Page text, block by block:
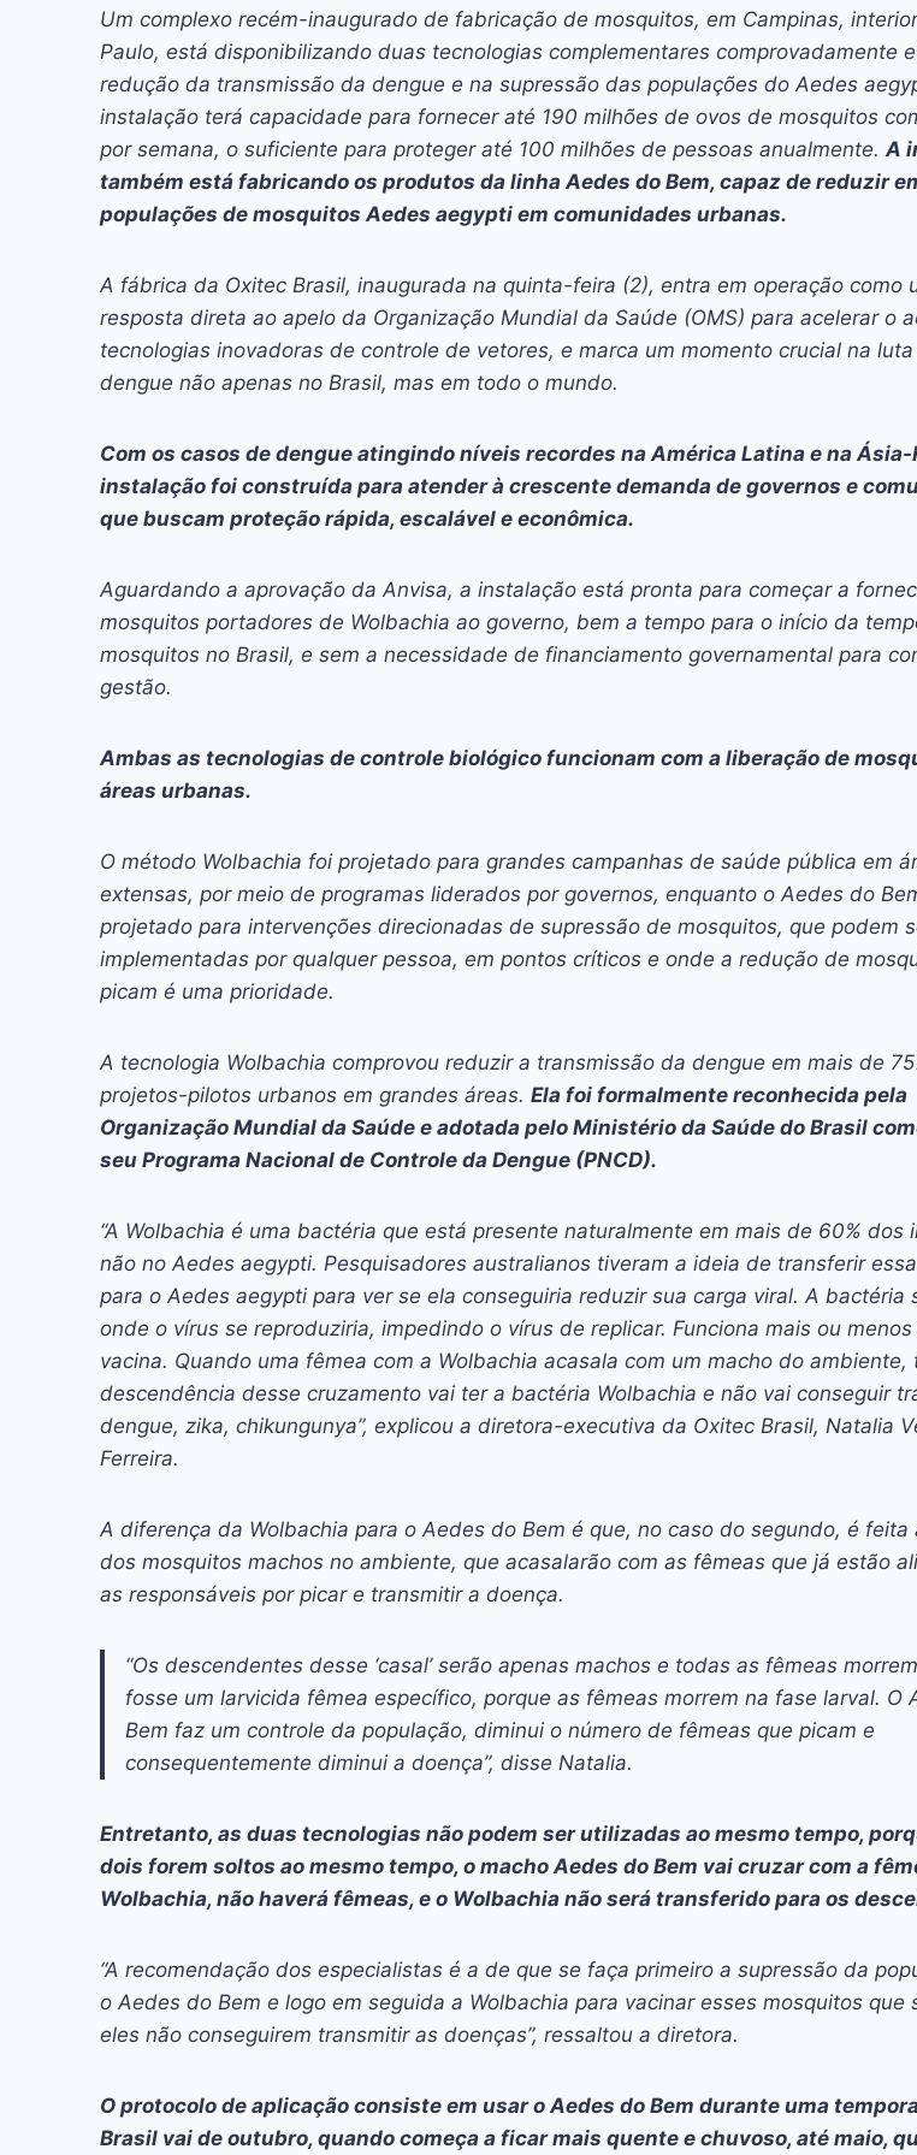
c
e
b
o
o
k
s
s
e
n
g
er
at
s
A
p
p
e
a
d
s
itt
er
er
e
st
k
e
dI
n
ai
l
p
y
Li
n
k
Um complexo recém-inaugurado de fabricação de mosquitos, em Campinas,
Paulo, está disponibilizando duas tecnologias complementares comprovadamente
redução da transmissão da dengue e na supressão das populações do Aedes
instalação terá capacidade para fornecer até 190 milhões de ovos de mosquitos
por semana, o suficiente para proteger até 100 milhões de pessoas anualmente.A
também está fabricando os produtos da linha Aedes do Bem, capaz de reduzir
populações de mosquitos Aedes aegypti em comunidades urbanas.
A fábrica da Oxitec Brasil, inaugurada na quinta-feira (2), entra em operação como
resposta direta ao apelo da Organização Mundial da Saúde (OMS) para acelerar o
tecnologias inovadoras de controle de vetores, e marca um momento crucial na
dengue não apenas no Brasil, mas em todo o mundo.
Com os casos de dengue atingindo níveis recordes na América Latina e na
instalação foi construída para atender à crescente demanda de governos e
que buscam proteção rápida, escalável e econômica.
Aguardando a aprovação da Anvisa, a instalação está pronta para começar a
mosquitos portadores de Wolbachia ao governo, bem a tempo para o início da
mosquitos no Brasil, e sem a necessidade de financiamento governamental para
gestão.
Ambas as tecnologias de controle biológico funcionam com a liberação de
áreas urbanas.
O método Wolbachia foi projetado para grandes campanhas de saúde pública em
extensas, por meio de programas liderados por governos, enquanto o Aedes do
projetado para intervenções direcionadas de supressão de mosquitos, que podem
implementadas por qualquer pessoa, em pontos críticos e onde a redução de
picam é uma prioridade.
A tecnologia Wolbachia comprovou reduzir a transmissão da dengue em mais de
projetos-pilotos urbanos em grandes áreas. Ela foi formalmente reconhecida pela
Organização Mundial da Saúde e adotada pelo Ministério da Saúde do Brasil
seu Programa Nacional de Controle da Dengue (PNCD).
“A Wolbachia é uma bactéria que está presente naturalmente em mais de 60% dos
não no Aedes aegypti. Pesquisadores australianos tiveram a ideia de transferir
para o Aedes aegypti para ver se ela conseguiria reduzir sua carga viral. A bactéria
onde o vírus se reproduziria, impedindo o vírus de replicar. Funciona mais ou
vacina. Quando uma fêmea com a Wolbachia acasala com um macho do ambiente,
descendência desse cruzamento vai ter a bactéria Wolbachia e não vai conseguir
dengue, zika, chikungunya”, explicou a diretora-executiva da Oxitec Brasil, Natalia
Ferreira.
A diferença da Wolbachia para o Aedes do Bem é que, no caso do segundo, é feita
dos mosquitos machos no ambiente, que acasalarão com as fêmeas que já estão
as responsáveis por picar e transmitir a doença.
“Os descendentes desse ‘casal’ serão apenas machos e todas as fêmeas
fosse um larvicida fêmea específico, porque as fêmeas morrem na fase larval. O
Bem faz um controle da população, diminui o número de fêmeas que picam e
consequentemente diminui a doença”, disse Natalia.
Entretanto, as duas tecnologias não podem ser utilizadas ao mesmo tempo,
dois forem soltos ao mesmo tempo, o macho Aedes do Bem vai cruzar com a
Wolbachia, não haverá fêmeas, e o Wolbachia não será transferido para os
“A recomendação dos especialistas é a de que se faça primeiro a supressão da
o Aedes do Bem e logo em seguida a Wolbachia para vacinar esses mosquitos que
eles não conseguirem transmitir as doenças”, ressaltou a diretora.
O protocolo de aplicação consiste em usar o Aedes do Bem durante uma
Brasil vai de outubro, quando começa a ficar mais quente e chuvoso, até maio,